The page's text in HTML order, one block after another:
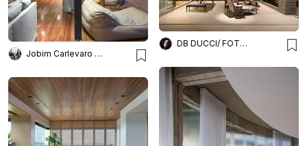
DB DUCCI/ FOTOGRAFIA
Jobim Carlevaro Arquitetos